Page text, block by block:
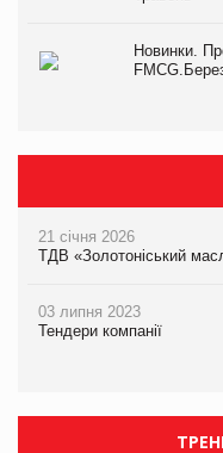
Новинки.
21 січня 2026
ТДВ «Золотоніський
03 липня 2023
Тендери компанії